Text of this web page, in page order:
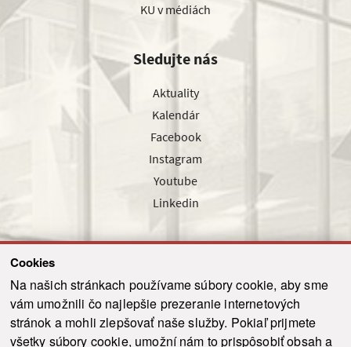
Cookies
Na našich stránkach používame súbory cookie, aby sme
vám umožnili čo najlepšie prezeranie internetových
stránok a mohli zlepšovať naše služby. Pokiaľ prijmete
všetky súbory cookie, umožní nám to prispôsobiť obsah a
KU v médiách
Sledujte nás
Aktuality
Kalendár
Facebook
Instagram
Youtube
Linkedin